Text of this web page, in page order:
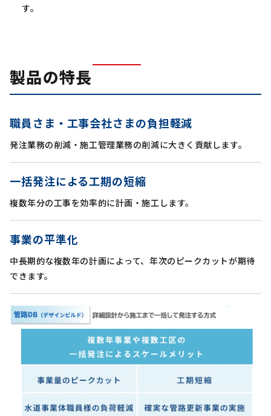
す。
製品の特長
職員さま・工事会社さまの負担軽減
発注業務の削減・施工管理業務の削減に大きく貢献します。
一括発注による工期の短縮
複数年分の工事を効率的に計画・施工します。
事業の平準化
中長期的な複数年の計画によって、年次のピークカットが期待
できます。